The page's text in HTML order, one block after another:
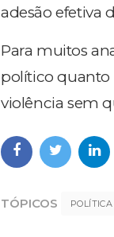
adesão efetiva
Para muitos
político quanto
violência sem
TÓPICOS POLÍTICA